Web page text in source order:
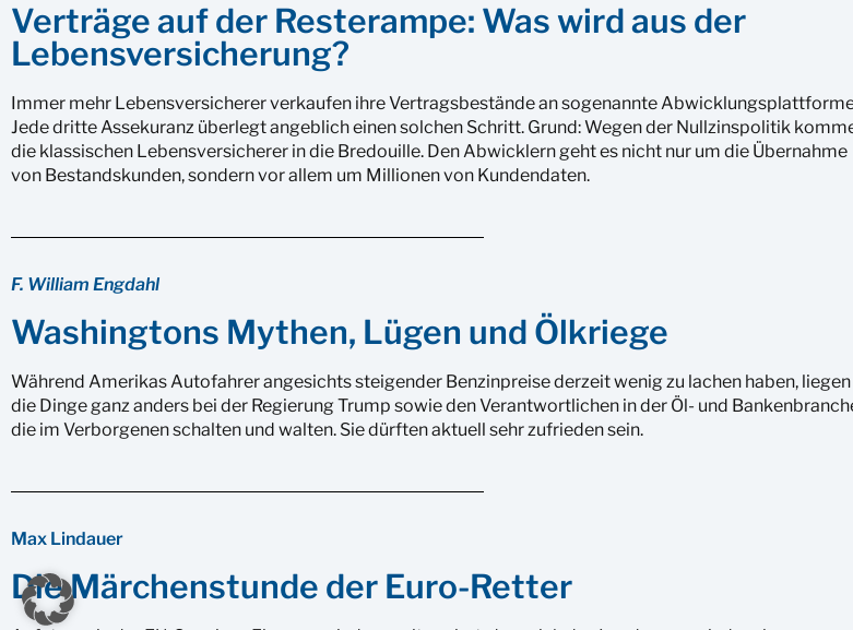
Verträge auf der Resterampe: Was wird aus der
Lebensversicherung?
Immer mehr Lebensversicherer verkaufen ihre Vertragsbestände an sogenannte
Jede dritte Assekuranz überlegt angeblich einen solchen Schritt. Grund: Wegen der Nullzinspolitik
die klassischen Lebensversicherer in die Bredouille. Den Abwicklern geht es nicht nur um die Übernahme
von Bestandskunden, sondern vor allem um Millionen von Kundendaten.
F. William Engdahl
Washingtons Mythen, Lügen und Ölkriege
Während Amerikas Autofahrer angesichts steigender Benzinpreise derzeit wenig zu lachen haben, liegen
die Dinge ganz anders bei der Regierung Trump sowie den Verantwortlichen in der Öl- und
die im Verborgenen schalten und walten. Sie dürften aktuell sehr zufrieden sein.
Max Lindauer
Die Märchenstunde der Euro-Retter